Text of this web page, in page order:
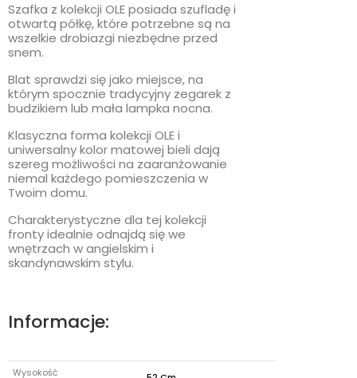
Szafka z kolekcji OLE posiada szufladę i
otwartą półkę, które potrzebne są na
wszelkie drobiazgi niezbędne przed
snem.
Blat sprawdzi się jako miejsce, na
którym spocznie tradycyjny zegarek z
budzikiem lub mała lampka nocna.
Klasyczna forma kolekcji OLE i
uniwersalny kolor matowej bieli dają
szereg możliwości na zaaranżowanie
niemal każdego pomieszczenia w
Twoim domu.
Charakterystyczne dla tej kolekcji
fronty idealnie odnajdą się we
wnętrzach w angielskim i
skandynawskim stylu.
Informacje:
Wysokość